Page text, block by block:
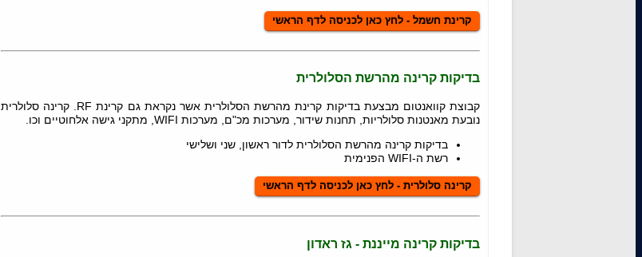
קרינת חשמל - לחץ כאן לכניסה לדף הראשי
בדיקות קרינה מהרשת הסלולרית
קבוצת קוואנטום מבצעת בדיקות קרינת מהרשת הסלולרית אשר נקראת גם קרינת RF. קרינה סלולרית
נובעת מאנטנות סלולריות, תחנות שידור, מערכות מכ"ם, מערכות WIFI, מתקני גישה אלחוטיים וכו.
בדיקות קרינה מהרשת הסלולרית לדור ראשון, שני ושלישי
רשת ה-WIFI הפנימית
קרינה סלולרית - לחץ כאן לכניסה לדף הראשי
בדיקות קרינה מייננת - גז ראדון